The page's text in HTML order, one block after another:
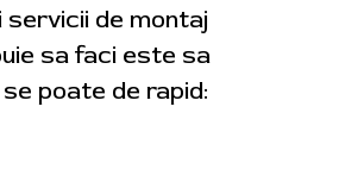
servicii de montaj
sa faci este sa
poate de rapid: